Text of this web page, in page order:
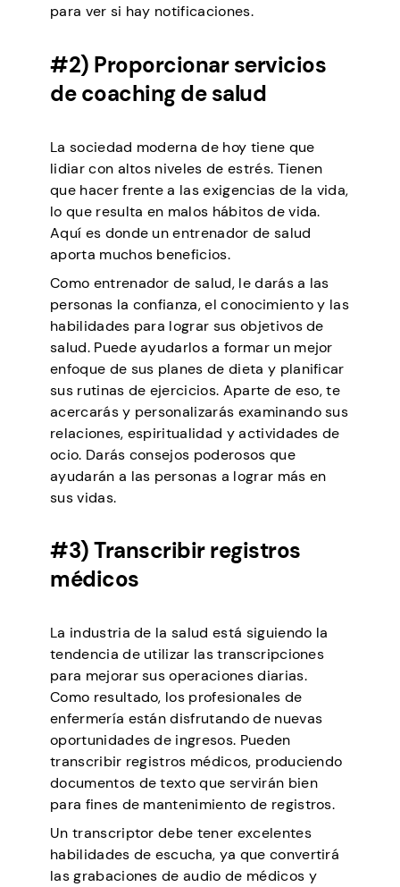
para ver si hay notificaciones.
#2) Proporcionar servicios
de coaching de salud
La sociedad moderna de hoy tiene que
lidiar con altos niveles de estrés. Tienen
que hacer frente a las exigencias de la vida,
lo que resulta en malos hábitos de vida.
Aquí es donde un entrenador de salud
aporta muchos beneficios.
Como entrenador de salud, le darás a las
personas la confianza, el conocimiento y las
habilidades para lograr sus objetivos de
salud. Puede ayudarlos a formar un mejor
enfoque de sus planes de dieta y planificar
sus rutinas de ejercicios. Aparte de eso, te
acercarás y personalizarás examinando sus
relaciones, espiritualidad y actividades de
ocio. Darás consejos poderosos que
ayudarán a las personas a lograr más en
sus vidas.
#3) Transcribir registros
médicos
La industria de la salud está siguiendo la
tendencia de utilizar las transcripciones
para mejorar sus operaciones diarias.
Como resultado, los profesionales de
enfermería están disfrutando de nuevas
oportunidades de ingresos. Pueden
transcribir registros médicos, produciendo
documentos de texto que servirán bien
para fines de mantenimiento de registros.
Un transcriptor debe tener excelentes
habilidades de escucha, ya que convertirá
las grabaciones de audio de médicos y